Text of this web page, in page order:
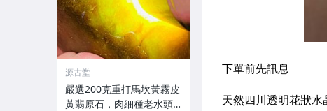
源古堂
嚴選200克重打馬坎黃霧皮
黃翡原石，肉細種老水頭